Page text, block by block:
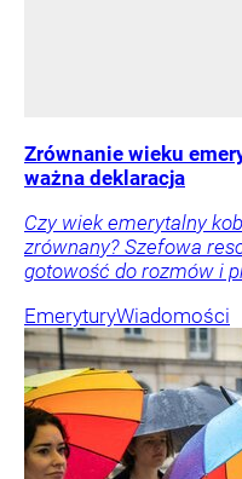
Zrównanie wieku
ważna deklaracja
Czy wiek emerytalny
zrównany? Szefowa
gotowość do rozmów i
EmeryturyWiadomości